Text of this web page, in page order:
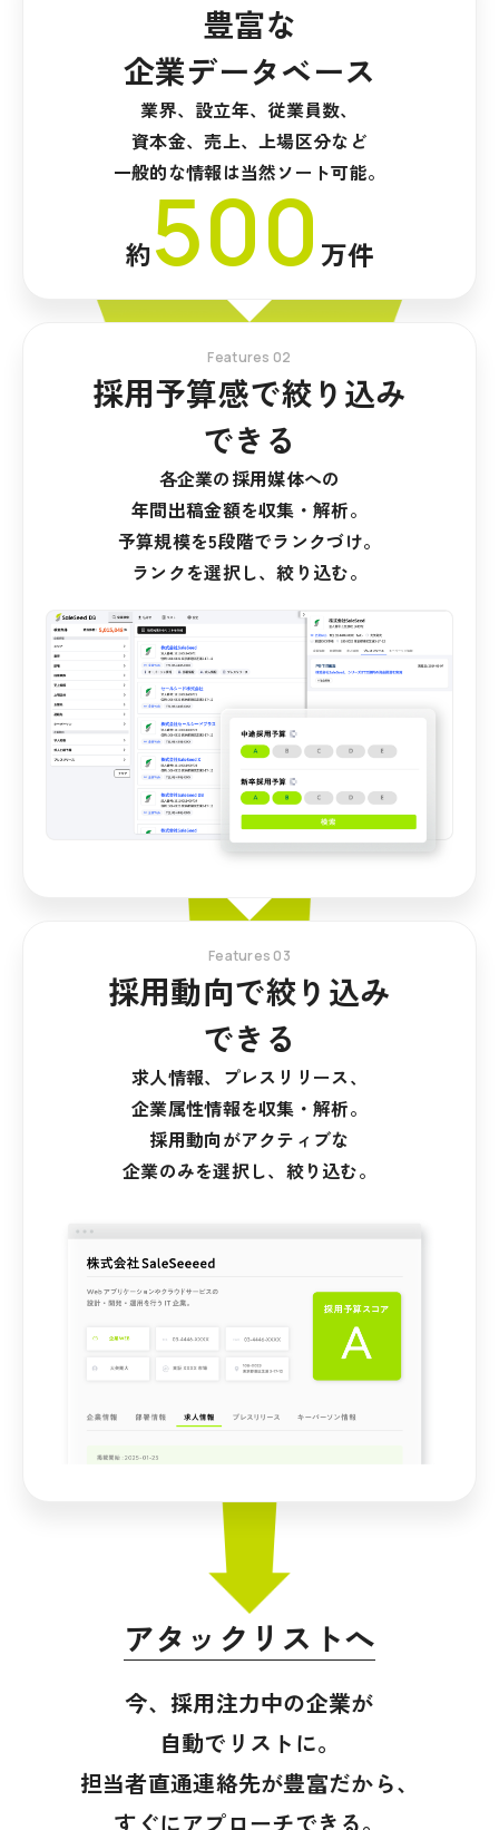
豊富な
企業データベース
業界、設立年、従業員数、
資本金、売上、上場区分など
一般的な情報は当然ソート可能。
約500 万件
Features 02
採用予算感で絞り込み
できる
各企業の採用媒体への
年間出稿金額を収集・解析。
予算規模を5段階でランクづけ。
ランクを選択し、絞り込む。
Features 03
採用動向で絞り込み
できる
求人情報、プレスリリース、
企業属性情報を収集・解析。
採用動向がアクティブな
企業のみを選択し、絞り込む。
アタックリストへ
今、採用注力中の企業が
自動でリストに。
担当者直通連絡先が豊富だから、
すぐにアプローチできる。